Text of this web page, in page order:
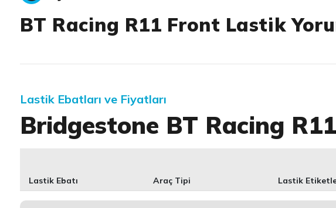
BT Racing R11 Front Lastik
Lastik Ebatları ve Fiyatları
Bridgestone BT Racing
Lastik Ebatı Araç Tipi Lastik